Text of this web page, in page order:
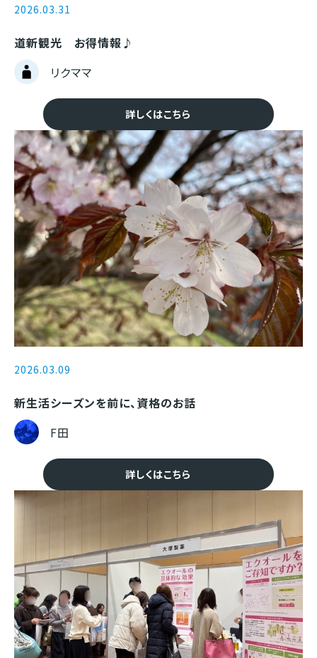
2026.03.31
道新観光 お得情報♪
リクママ
詳しくはこちら
2026.03.09
新生活シーズンを前に、資格のお話
F田
詳しくはこちら